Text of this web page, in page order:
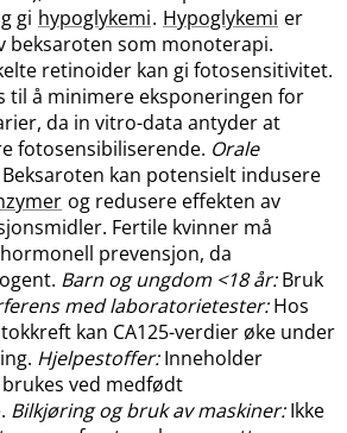
gi hypoglykemi. Hypoglykemi er
beksaroten som monoterapi.
retinoider kan gi fotosensitivitet.
til å minimere eksponeringen for
da in vitro-data antyder at
fotosensibiliserende. Orale
Beksaroten kan potensielt indusere
og redusere effekten av
Fertile kvinner må
prevensjon, da
Barn og ungdom <18 år:Bruk
med laboratorietester:Hos
kan CA125-verdier øke under
Hjelpestoffer:Inneholder
ved medfødt
Bilkjøring og bruk av maskiner:Ikke